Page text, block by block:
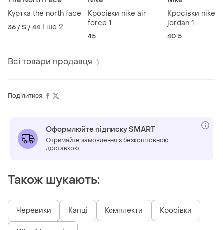
Куртка the north face
36 / S / 44 і ще 2
Кросівки nike air
force 1
45
Кросівки nike
jordan 1
40.5
Всі товари продавця
Поділитися:
Оформлюйте підписку SMART
Отримайте замовлення з безкоштовною
доставкою
Також шукають:
Черевики Капці Комплекти Кросівки